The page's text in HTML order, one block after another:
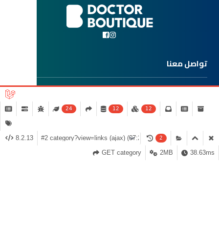
تواصل معنا
وثائق وخدمات
طرق الدفع
24 12 12
2
8.2.13
38.63ms
2MB
GET category